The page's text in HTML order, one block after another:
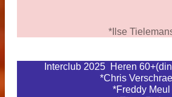
*Ilse
Interclub 2025 Heren
*Chris
*Freddy Meul